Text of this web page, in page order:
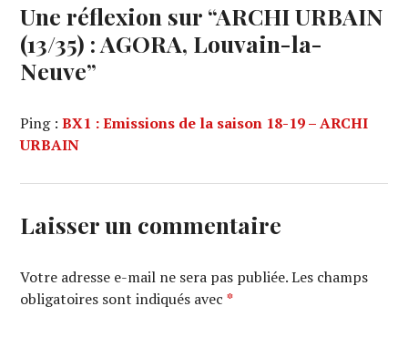
Une réflexion sur “ARCHI URBAIN
(13/35) : AGORA, Louvain-la-
Neuve”
Ping :BX1 : Emissions de la saison 18-19 – ARCHI
URBAIN
Laisser un commentaire
Votre adresse e-mail ne sera pas publiée. Les champs
obligatoires sont indiqués avec*